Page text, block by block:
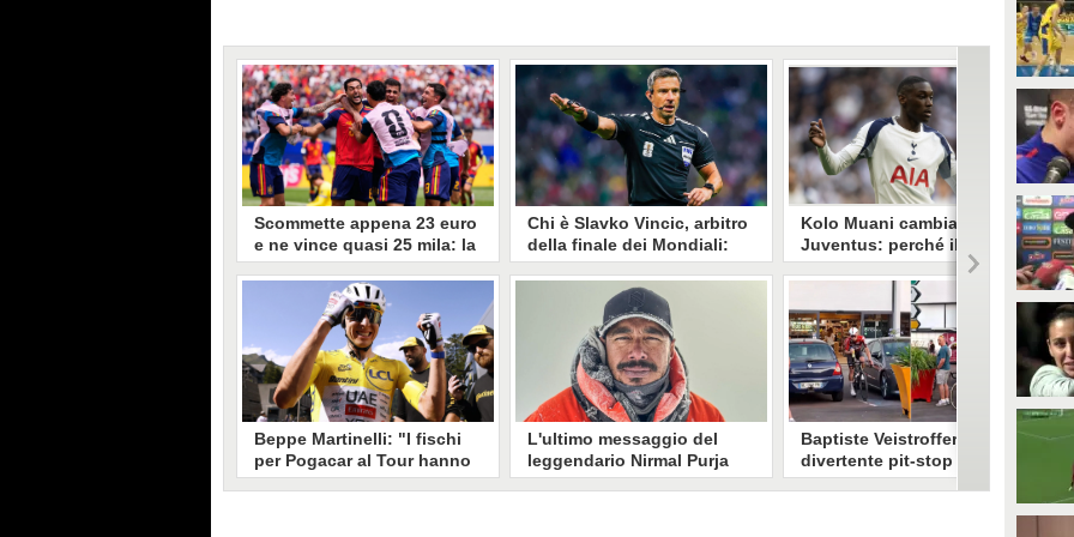
Scommette appena 23 euro
e ne vince quasi 25 mila: la
multipla fortunata è
incredibile
La sequenza di pronostici
indovinati è iniziata col brivido di
Spagna-Belgio nei quarti ed è
finita con la sequenza di risultati
indovinati nel golf. Dieci eventi
indovinati e tanti soldi in tasca
con poco.
Beppe Martinelli: "I fischi
per Pogacar al Tour hanno
senso. Ai francesi certe
Chi è Slavko Vincic, arbitro
della finale dei Mondiali:
finì in un'inchiesta sulla
prostituzione "per caso"
Il direttore di gara sloveno ha 46
anni ed è alla seconda finale della
carriera, nel 2024 fischiò in quella
di Champions tra Real Madrid e
Borussia Dortmund. Il precedente
da "brividi" con l'Argentina.
L'ultimo messaggio del
leggendario Nirmal Purja
prima di morire sul
Kolo Muani cambia la
Juventus: perché il suo
arrivo è fondamentale e
come giocherà la squadra
Il club ha inseguito a lungo
l'attaccante francese rinunciando
ad alternative: lo considera l'unico
calciatore davvero funzionale al
progetto tattico di Spalletti.
Baptiste Veistroffer e il
divertente pit-stop al
Carrefour durante il